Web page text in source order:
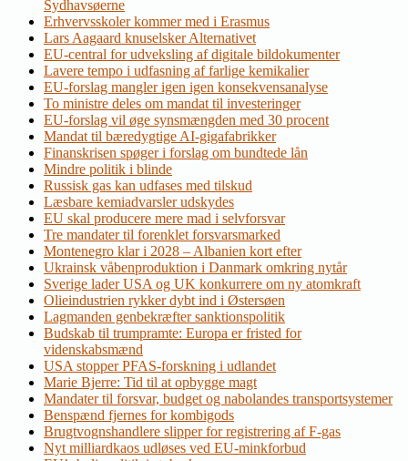
Sydhavsøerne
Erhvervsskoler kommer med i Erasmus
Lars Aagaard knuselsker Alternativet
EU-central for udveksling af digitale bildokumenter
Lavere tempo i udfasning af farlige kemikalier
EU-forslag mangler igen igen konsekvensanalyse
To ministre deles om mandat til investeringer
EU-forslag vil øge synsmængden med 30 procent
Mandat til bæredygtige AI-gigafabrikker
Finanskrisen spøger i forslag om bundtede lån
Mindre politik i blinde
Russisk gas kan udfases med tilskud
Læsbare kemiadvarsler udskydes
EU skal producere mere mad i selvforsvar
Tre mandater til forenklet forsvarsmarked
Montenegro klar i 2028 – Albanien kort efter
Ukrainsk våbenproduktion i Danmark omkring nytår
Sverige lader USA og UK konkurrere om ny atomkraft
Olieindustrien rykker dybt ind i Østersøen
Lagmanden genbekræfter sanktionspolitik
Budskab til trumpramte: Europa er fristed for
videnskabsmænd
USA stopper PFAS-forskning i udlandet
Marie Bjerre: Tid til at opbygge magt
Mandater til forsvar, budget og nabolandes transportsystemer
Benspænd fjernes for kombigods
Brugtvognshandlere slipper for registrering af F-gas
Nyt milliardkaos udløses ved EU-minkforbud